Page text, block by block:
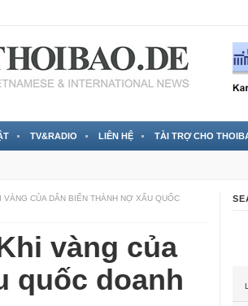
TV&RADIO LIÊN HỆ TÀI TRỢ CHO
VÀNG CỦA DÂN BIẾN THÀNH NỢ XẤU QUỐC
vàng của
quốc doanh